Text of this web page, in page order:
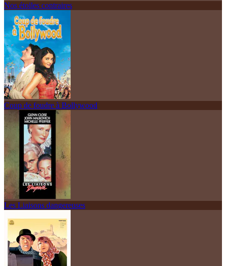
Nos étoiles contraires
Coup de foudre à Bollywood
Les Liaisons dangereuses